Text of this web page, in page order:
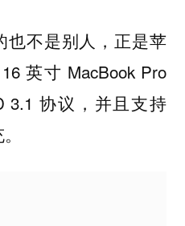
也不是别人，正是苹
英寸 MacBook Pro
3.1 协议，并且支持